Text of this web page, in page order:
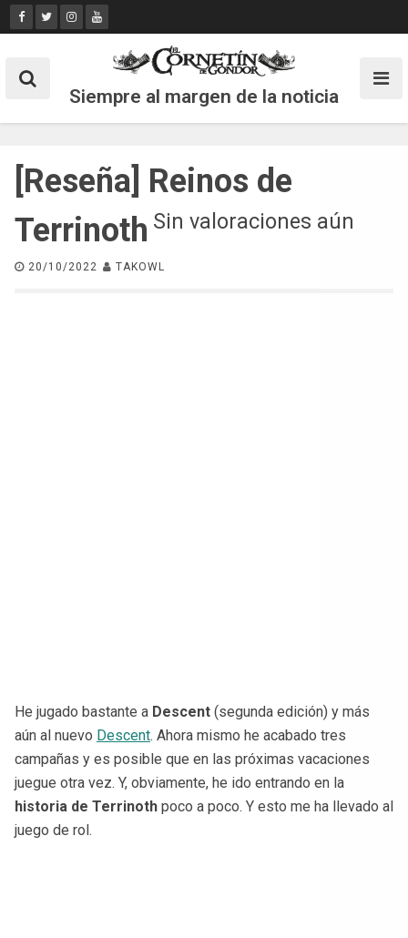
Skip
to
Siempre al margen de la noticia
[Reseña] Reinos de
Terrinoth Sin valoraciones aún
20/10/2022 TAKOWL
He jugado bastante a Descent (segunda edición) y más
aún al nuevo Descent. Ahora mismo he acabado tres
campañas y es posible que en las próximas vacaciones
juegue otra vez. Y, obviamente, he ido entrando en la
historia de Terrinoth poco a poco. Y esto me ha llevado al
juego de rol.